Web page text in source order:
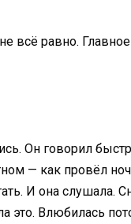
равно.
Он говорил
— как провёл
И она слушала.
это. Влюбилась